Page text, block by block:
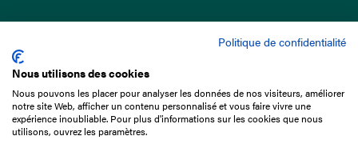
15 Boulevard de Douaumont
75017 Paris
01 49 10 20 29
Politique de confidentialité
Nous utilisons des cookies
Nous pouvons les placer pour analyser les données de nos visiteurs, améliorer
notre site Web, afficher un contenu personnalisé et vous faire vivre une
expérience inoubliable. Pour plus d'informations sur les cookies que nous
utilisons, ouvrez les paramètres.